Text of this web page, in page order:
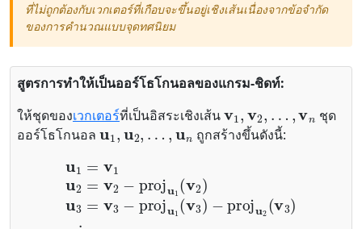
ที่ไม่ถูกต้องกับเวกเตอร์ที่เกือบจะขึ้นอยู่เชิงเส้นเนื่องจากข้อจำกัด
ของการคำนวณแบบจุดทศนิยม
สูตรการทำให้เป็นออร์โธโกนอลของแกรม-ชิดท์:
ให้ชุดของเวกเตอร์ที่เป็นอิสระเชิงเส้น
ชุด
ออร์โธโกนอล
u1,u2,…,un
ถูกสร้างขึ้นดังนี้:
u2 =v2−